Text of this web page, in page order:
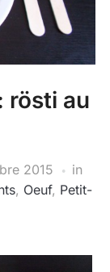
rösti au
2015
in
, Oeuf, Petit-